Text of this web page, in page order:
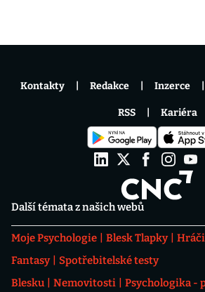
Další témata z našich webů
Moje Psychologie Blesk Tlapky
Fantasy
Spotřebitelské testy
Blesku
Nemovitosti
Psychologika -
Kontakty Redakce Inzerce
RSS Kariéra